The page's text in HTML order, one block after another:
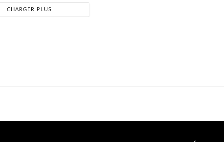
CHARGER PLUS